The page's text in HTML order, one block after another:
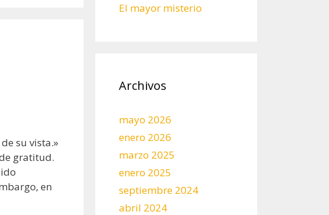
su vista.»
gratitud.
en
El mayor misterio
Archivos
mayo 2026
enero 2026
marzo 2025
enero 2025
septiembre 2024
abril 2024